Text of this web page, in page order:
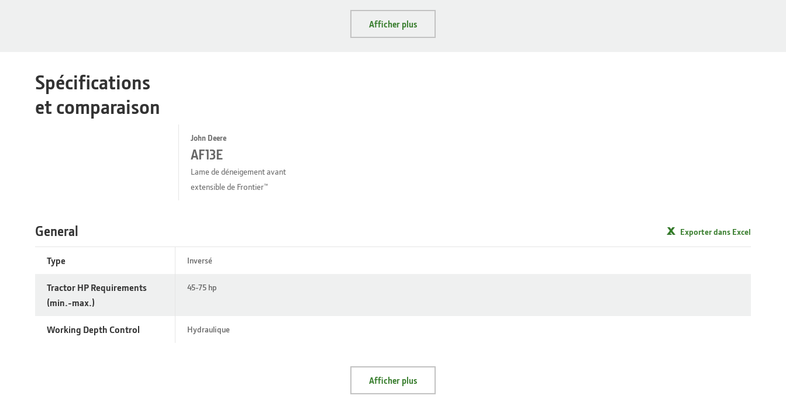
Afficher plus
Spécifications
et comparaison
John Deere
AF13E
Lame de déneigement avant
extensible de Frontier™
Exporter dans Excel
Type Inversé
Tractor HP Requirements
(min.-max.)
45-75 hp
Working Depth Control Hydraulique
General
Afficher plus